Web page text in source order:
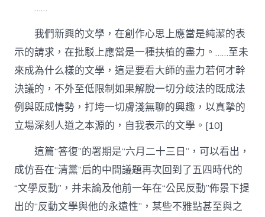
……
我們新興的文學，在創作心思上應當是純潔的表
示的請求，在批駁上應當是一種扶植的盡力。……至未
來成為什么樣的文學，這是要看大師的盡力若何才幹
決議的，不外至低限制如果解脫一切分歧法的既成法
例與既成情勢，打垮一切膚淺無聊的興趣，以真摯的
立場深刻人道之本源的，自我表示的文學。[10]
這篇“答復”的署期是“六月二十三日”，可以看出，
成仿吾在“清黨”后的中間議題再次回到了五四時代的
“文學反動”，并未論及他前一年在“公民反動”佈景下提
出的“反動文學與他的永遠性”，某些不雅點甚至與之